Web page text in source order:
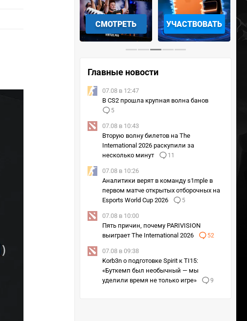
СМОТРЕТЬ УЧАСТВОВАТЬ
Главные новости
07.08 в 12:47
В CS2 прошла крупная волна банов
5
07.08 в 10:43
Вторую волну билетов на The
International 2026 раскупили за
несколько минут
11
07.08 в 10:26
Аналитики верят в команду s1mple в
первом матче открытых отборочных на
Esports World Cup 2026
5
07.08 в 10:00
Пять причин, почему PARIVISION
выиграет The International 2026
52
07.08 в 09:38
Korb3n о подготовке Spirit к TI15:
«Буткемп был необычный — мы
уделили время не только игре»
9